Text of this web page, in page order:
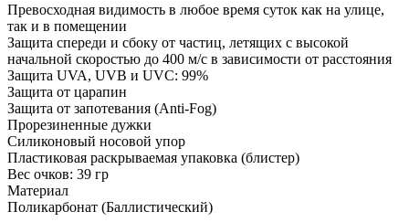
Превосходная видимость в любое время суток как на улице,
так и в помещении
Защита спереди и сбоку от частиц, летящих с высокой
начальной скоростью до 400 м/с в зависимости от расстояния
Защита UVA, UVB и UVC: 99%
Защита от царапин
Защита от запотевания (Anti-Fog)
Прорезиненные дужки
Силиконовый носовой упор
Пластиковая раскрываемая упаковка (блистер)
Вес очков: 39 гр
Материал
Поликарбонат (Баллистический)